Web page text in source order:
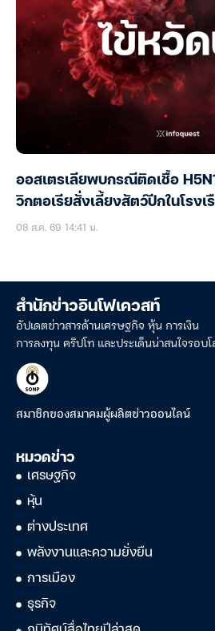
ออสเตรเลียพบกรณีติดเชื้อ
วิกตอเรียสั่งเลี้ยงสัตว์ปีกในโรงเ
08 ส.ค. 69 14:41 น.
สำนักข่าวอินโฟเควสท์
อัปเดตข่าวสารด้านเศรษฐกิจ หุ้น การเงิน
การลงทุน คริปโท และประเด็นน่าสนใจรอบ
สมาชิกของสมาคมผู้ผลิตข่าวออนไลน์
หมวดข่าว
เศรษฐกิจ
หุ้น
ต่างประเทศ
พลังงานและความยั่งยืน
การเมือง
ธุรกิจ